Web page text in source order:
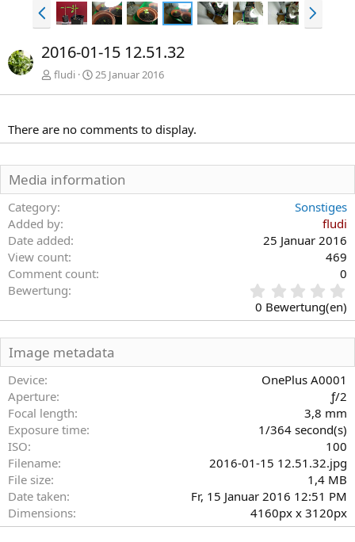
V
o
h
e
e
N
ä
2016-01-15 12.51.32
fludi 25 Januar 2016
There are no comments to display.
Media information
Category
Sonstiges
Added by
fludi
Date added
25 Januar 2016
View count
469
Comment count
0
Bewertung
0
0
t
0 Bewertung(en)
Image metadata
Device
OnePlus A0001
Aperture
ƒ/2
Focal length
3,8 mm
Exposure time
1/364 second(s)
ISO
100
Filename
2016-01-15 12.51.32.jpg
File size
1,4 MB
Date taken
Fr, 15 Januar 2016 12:51 PM
Dimensions
4160px x 3120px